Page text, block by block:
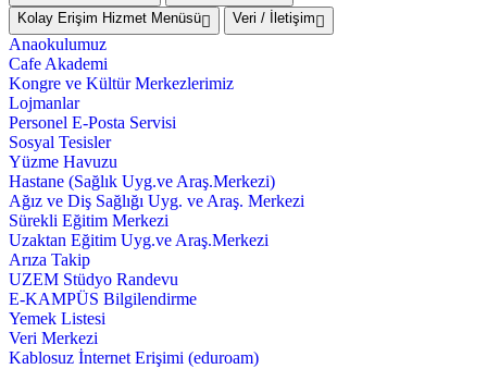
Kolay Erişim Hizmet Menüsü
Veri / İletişim
Anaokulumuz
Cafe Akademi
Kongre ve Kültür Merkezlerimiz
Lojmanlar
Personel E-Posta Servisi
Sosyal Tesisler
Yüzme Havuzu
Hastane (Sağlık Uyg.ve Araş.Merkezi)
Ağız ve Diş Sağlığı Uyg. ve Araş. Merkezi
Sürekli Eğitim Merkezi
Uzaktan Eğitim Uyg.ve Araş.Merkezi
Arıza Takip
UZEM Stüdyo Randevu
E-KAMPÜS Bilgilendirme
Yemek Listesi
Veri Merkezi
Kablosuz İnternet Erişimi (eduroam)